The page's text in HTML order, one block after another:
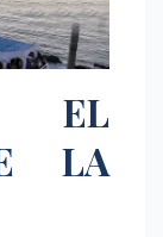
EL
LA